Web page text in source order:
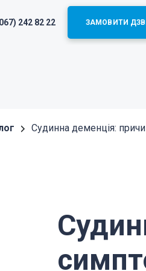
242 82 22 ЗАМОВИТИ
Судинна деменція: